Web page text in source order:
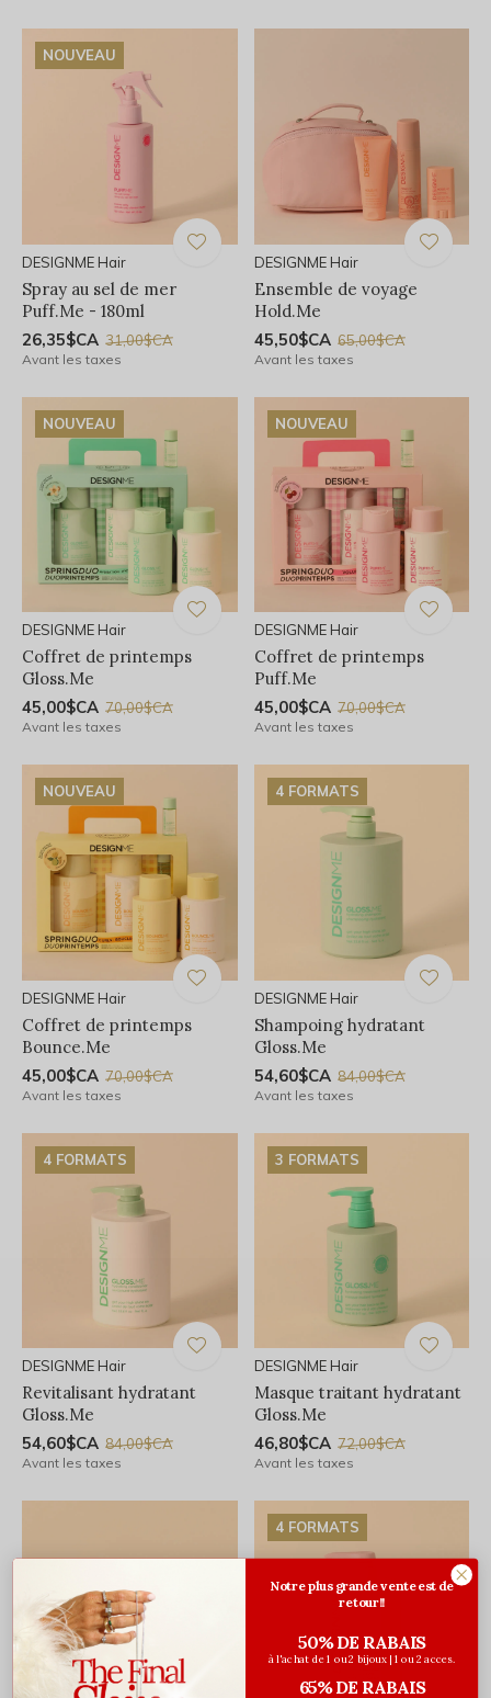
NOUVEAU
DESIGNME Hair
Spray au sel de mer
Puff.Me - 180ml
26,35$CA 31,00$CA
Avant les taxes
DESIGNME Hair
Ensemble de voyage
Hold.Me
45,50$CA 65,00$CA
Avant les taxes
NOUVEAU
DESIGNME Hair
Coffret de printemps
Gloss.Me
45,00$CA 70,00$CA
Avant les taxes
NOUVEAU
DESIGNME Hair
Coffret de printemps
Puff.Me
45,00$CA 70,00$CA
Avant les taxes
NOUVEAU
DESIGNME Hair
Coffret de printemps
Bounce.Me
45,00$CA 70,00$CA
Avant les taxes
4 FORMATS
DESIGNME Hair
Shampoing hydratant
Gloss.Me
54,60$CA 84,00$CA
Avant les taxes
4 FORMATS
DESIGNME Hair
Revitalisant hydratant
Gloss.Me
54,60$CA 84,00$CA
Avant les taxes
3 FORMATS
DESIGNME Hair
Masque traitant hydratant
Gloss.Me
46,80$CA 72,00$CA
Avant les taxes
4 FORMATS
Notre plus grande vente est de
retour!!
50% DE RABAIS
à l'achat de 1 ou 2 bijoux | 1 ou 2 acces.
65% DE RABAIS